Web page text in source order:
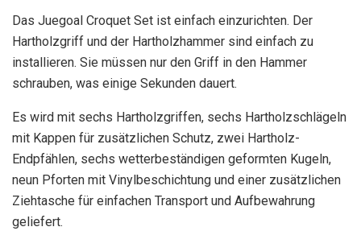
Das Juegoal Croquet Set ist einfach einzurichten. Der
Hartholzgriff und der Hartholzhammer sind einfach zu
installieren. Sie müssen nur den Griff in den Hammer
schrauben, was einige Sekunden dauert.
Es wird mit sechs Hartholzgriffen, sechs Hartholzschlägeln
mit Kappen für zusätzlichen Schutz, zwei Hartholz-
Endpfählen, sechs wetterbeständigen geformten Kugeln,
neun Pforten mit Vinylbeschichtung und einer zusätzlichen
Ziehtasche für einfachen Transport und Aufbewahrung
geliefert.